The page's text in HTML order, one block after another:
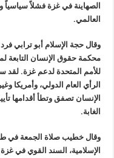
الصهاينة في غزة فشلاً سياسياً
العالمي.
وقال حجة الإسلام أبو ترابي
محكمة حقوق الإنسان التابعة
للأمم المتحدة لدعم غزة. لقد
الرأي العام الدولي، وأمريكا
الإنسان تصفق وتطأ أقدامها
الغابة.
وقال خطيب صلاة الجمعة في
الإسلامية، السند القوي في